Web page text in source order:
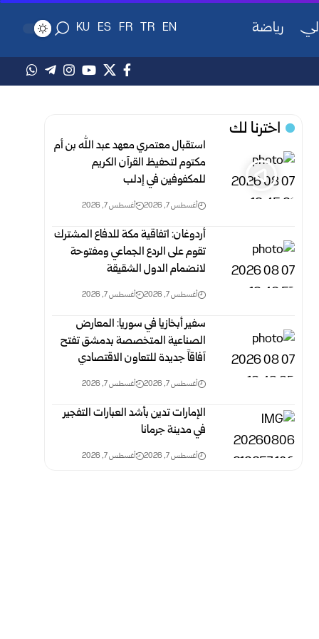
رياضة EN
TR
FR
ES
KU
اخترنا لك
استقبال معتمري معهد عبد الله بن أم
مكتوم لتحفيظ القرآن الكريم
للمكفوفين في إدلب
أغسطس 7, 2026 أغسطس 7, 2026
أردوغان: اتفاقية مكة للدفاع المشترك
تقوم على الردع الجماعي ومفتوحة
لانضمام الدول الشقيقة
أغسطس 7, 2026 أغسطس 7, 2026
سفير أبخازيا في سوريا: المعارض
الصناعية المتخصصة بدمشق تفتح
آفاقاً جديدة للتعاون الاقتصادي
أغسطس 7, 2026 أغسطس 7, 2026
الإمارات تدين بأشد العبارات التفجير
في مدينة جرمانا
أغسطس 7, 2026 أغسطس 7, 2026